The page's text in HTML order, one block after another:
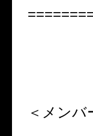
＜メンバ